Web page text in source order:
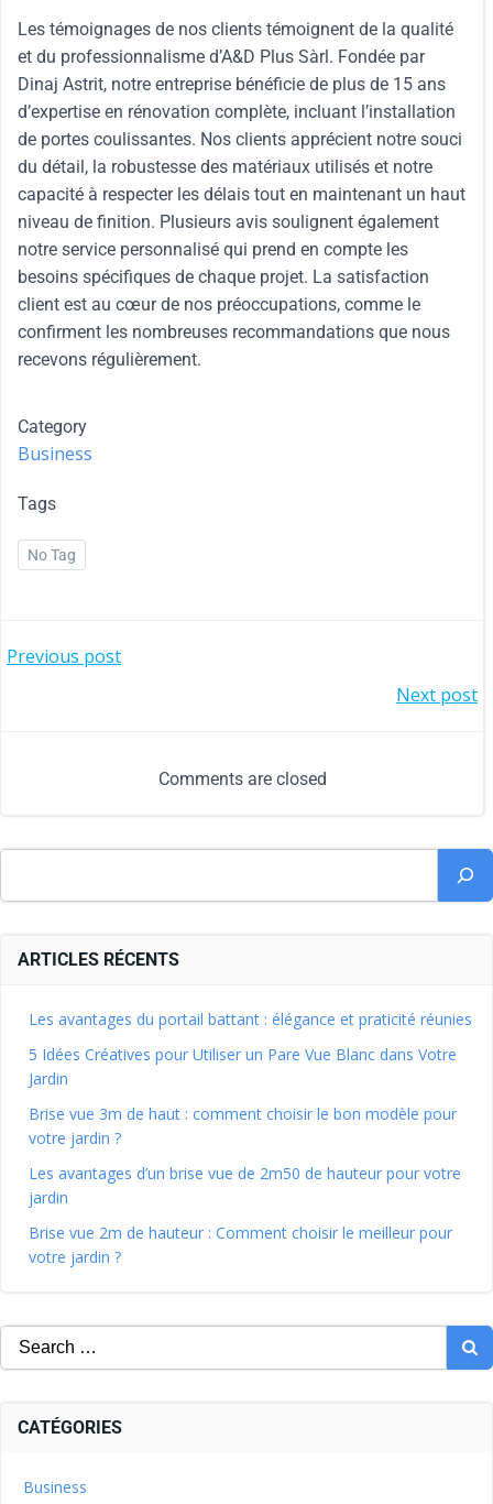
Les témoignages de nos clients témoignent de la qualité
et du professionnalisme d’A&D Plus Sàrl. Fondée par
Dinaj Astrit, notre entreprise bénéficie de plus de 15 ans
d’expertise en rénovation complète, incluant l’installation
de portes coulissantes. Nos clients apprécient notre souci
du détail, la robustesse des matériaux utilisés et notre
capacité à respecter les délais tout en maintenant un haut
niveau de finition. Plusieurs avis soulignent également
notre service personnalisé qui prend en compte les
besoins spécifiques de chaque projet. La satisfaction
client est au cœur de nos préoccupations, comme le
confirment les nombreuses recommandations que nous
recevons régulièrement.
Category
Business
Tags
No Tag
Previous post
Next post
Comments are closed
ARTICLES RÉCENTS
Les avantages du portail battant : élégance et praticité réunies
5 Idées Créatives pour Utiliser un Pare Vue Blanc dans Votre
Jardin
Brise vue 3m de haut : comment choisir le bon modèle pour
votre jardin ?
Les avantages d’un brise vue de 2m50 de hauteur pour votre
jardin
Brise vue 2m de hauteur : Comment choisir le meilleur pour
votre jardin ?
CATÉGORIES
Business